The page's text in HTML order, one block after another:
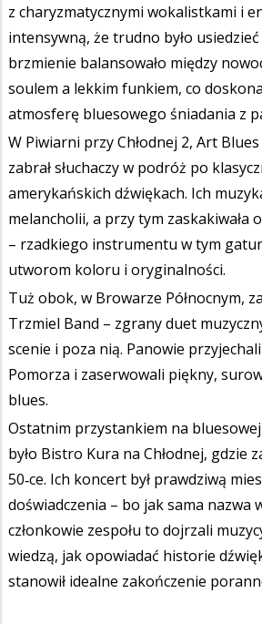
z charyzmatycznymi wokalistkami i
intensywną, że trudno było
brzmienie balansowało między
soulem a lekkim funkiem, co
atmosferę bluesowego śniadania z
W Piwiarni przy Chłodnej 2, Art
zabrał słuchaczy w podróż po
amerykańskich dźwiękach. Ich
melancholii, a przy tym zaskakiwała
– rzadkiego instrumentu w tym
utworom koloru i oryginalności.
Tuż obok, w Browarze Północnym,
Trzmiel Band – zgrany duet
scenie i poza nią. Panowie przyjechali
Pomorza i zaserwowali piękny,
blues.
Ostatnim przystankiem na
było Bistro Kura na Chłodnej, gdzie
50‑ce. Ich koncert był prawdziwą
doświadczenia – bo jak sama nazwa
członkowie zespołu to dojrzali
wiedzą, jak opowiadać historie
stanowił idealne zakończenie